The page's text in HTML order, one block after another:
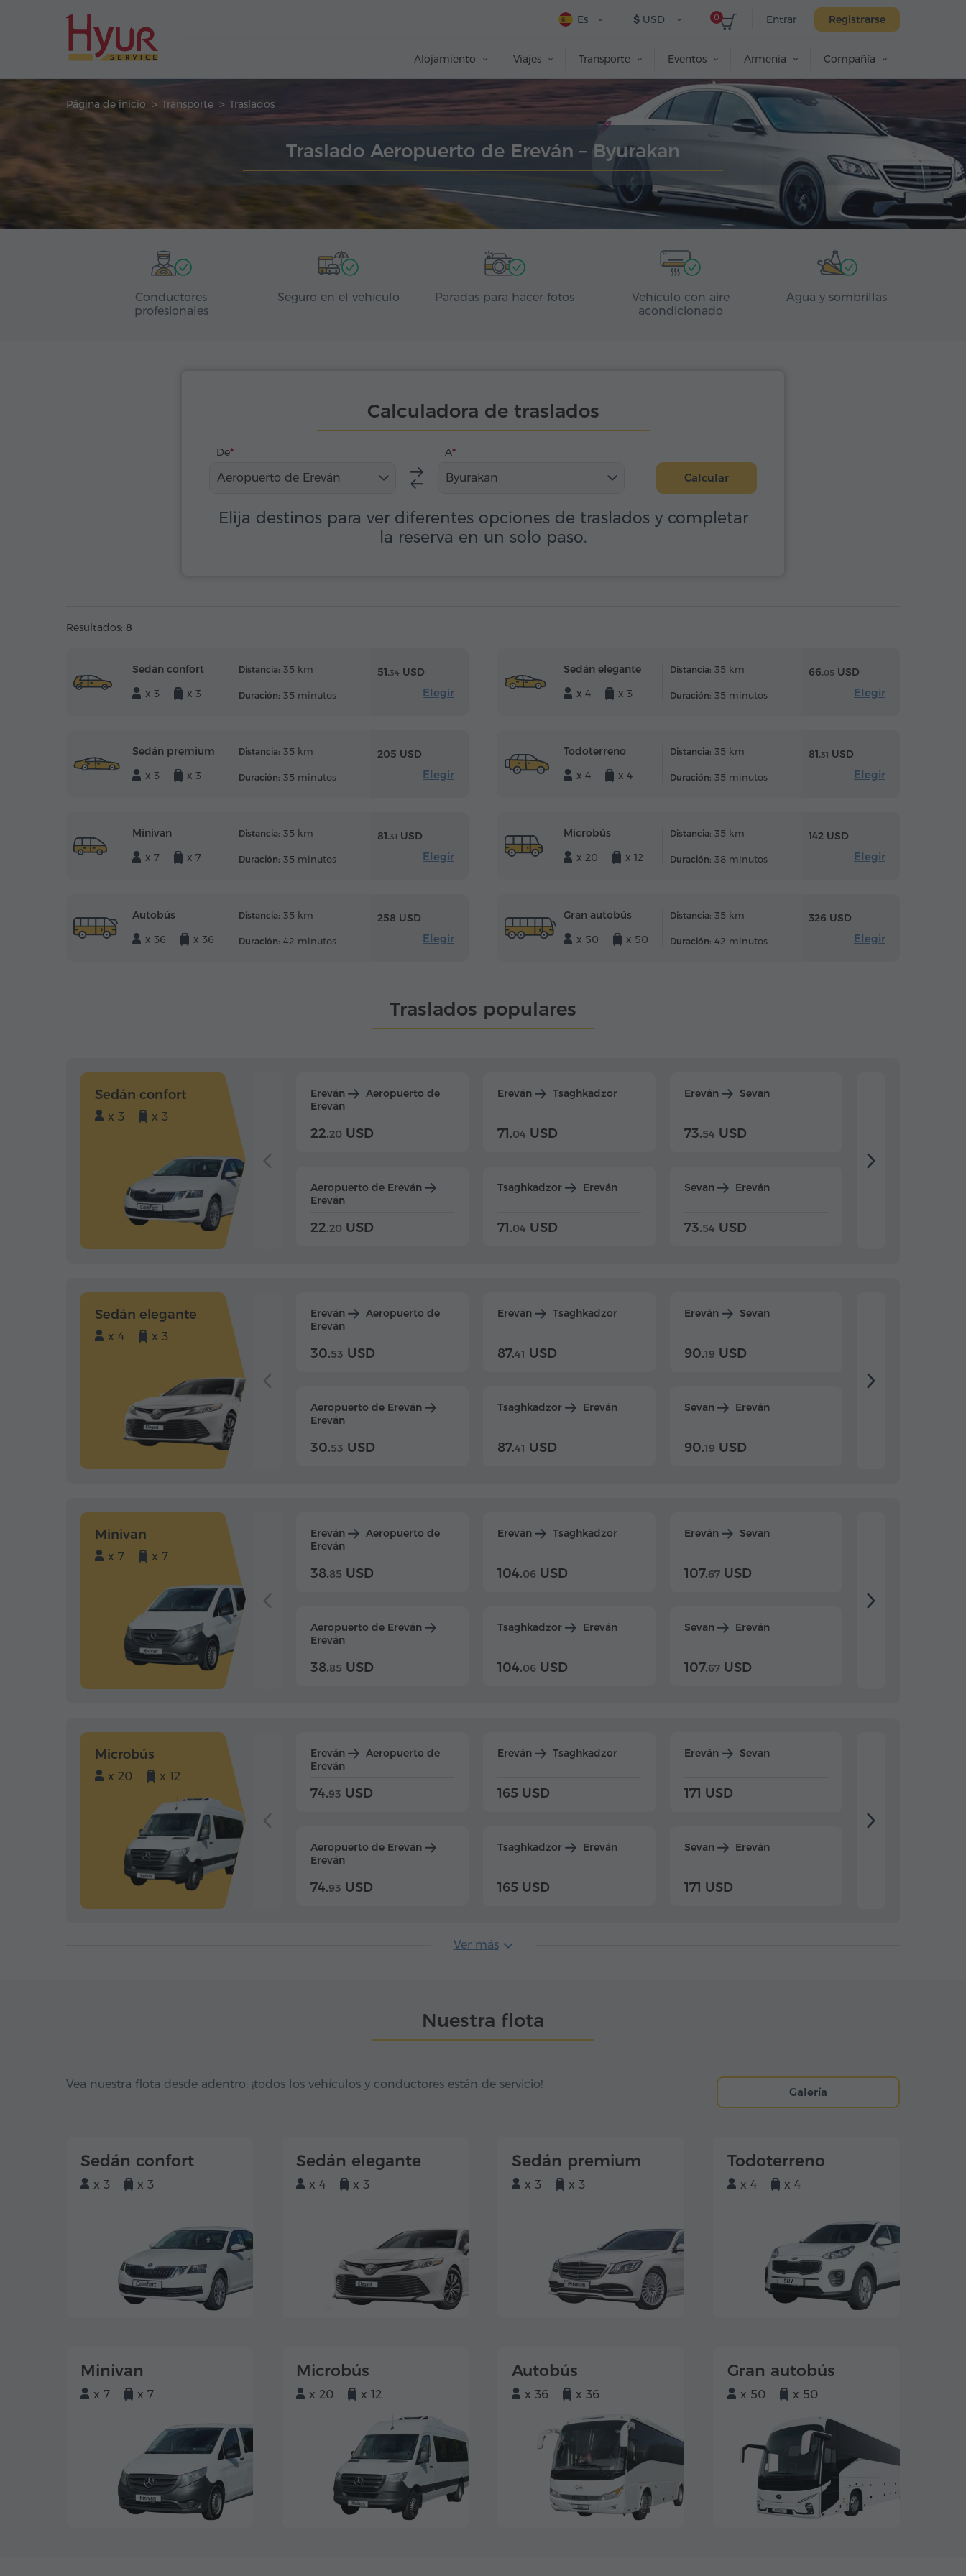
Entrar Registrarse
0
$ USD
Es
Alojamiento Viajes Transporte Eventos Armenia Compañía
Página de inicio Transporte Traslados
Traslado Aeropuerto de Ereván – Byurakan
Conductores
profesionales
Seguro en el vehículo Paradas para hacer fotos
Vehículo con aire
acondicionado
Agua y sombrillas
Calculadora de traslados
De
Aeropuerto de Ereván
A
Byurakan Calcular
Elija destinos para ver diferentes opciones de traslados y completar
la reserva en un solo paso.
Resultados: 8
Sedán confort
x 3
x 3
Distancia: 35 km
Duración: 35 minutos
51.34 USD
Elegir
Sedán elegante
x 4
x 3
Distancia: 35 km
Duración: 35 minutos
66.05 USD
Elegir
Sedán premium
x 3
x 3
Distancia: 35 km
Duración: 35 minutos
205 USD
Elegir
Todoterreno
x 4
x 4
Distancia: 35 km
Duración: 35 minutos
81.31 USD
Elegir
Minivan
x 7
x 7
Distancia: 35 km
Duración: 35 minutos
81.31 USD
Elegir
Microbús
x 20
x 12
Distancia: 35 km
Duración: 38 minutos
142 USD
Elegir
Autobús
x 36
x 36
Distancia: 35 km
Duración: 42 minutos
258 USD
Elegir
Gran autobús
x 50
x 50
Distancia: 35 km
Duración: 42 minutos
326 USD
Elegir
Traslados populares
Sedán confort
x 3 x 3
Ereván
Aeropuerto de
Ereván
22.20 USD
Aeropuerto de Ereván
Ereván
22.20 USD
Ereván Tsaghkadzor
71.04 USD
Tsaghkadzor Ereván
71.04 USD
Ereván Sevan
73.54 USD
Sevan Ereván
73.54 USD
Sedán elegante
x 4 x 3
Ereván
Aeropuerto de
Ereván
30.53 USD
Aeropuerto de Ereván
Ereván
30.53 USD
Ereván Tsaghkadzor
87.41 USD
Tsaghkadzor Ereván
87.41 USD
Ereván Sevan
90.19 USD
Sevan Ereván
90.19 USD
Minivan
x 7 x 7
Ereván
Aeropuerto de
Ereván
38.85 USD
Aeropuerto de Ereván
Ereván
38.85 USD
Ereván Tsaghkadzor
104.06 USD
Tsaghkadzor Ereván
104.06 USD
Ereván Sevan
107.67 USD
Sevan Ereván
107.67 USD
Microbús
x 20 x 12
Ereván
Aeropuerto de
Ereván
74.93 USD
Aeropuerto de Ereván
Ereván
74.93 USD
Ereván Tsaghkadzor
165 USD
Tsaghkadzor Ereván
165 USD
Ereván Sevan
171 USD
Sevan Ereván
171 USD
Ver más
Nuestra flota
Vea nuestra flota desde adentro: ¡todos los vehículos y conductores están de servicio!
Galería
Sedán confort
x 3 x 3
Sedán elegante
x 4 x 3
Sedán premium
x 3 x 3
Todoterreno
x 4 x 4
Minivan
x 7 x 7
Microbús
x 20 x 12
Autobús
x 36 x 36
Gran autobús
x 50 x 50